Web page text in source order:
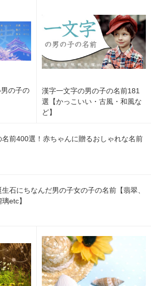
の子の
漢字一文字の男の子の名前181
選【かっこいい・古風・和風な
ど】
名前400選！赤ちゃんに贈るおしゃれな名前
石にちなんだ男の子女の子の名前【翡翠、
etc】